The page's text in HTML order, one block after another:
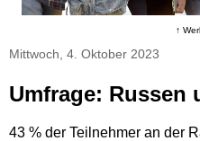
↑
Mittwoch, 4. Oktober 2023
Umfrage: Russen
43 % der Teilnehmer an der